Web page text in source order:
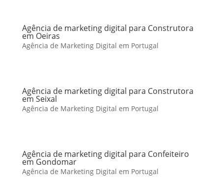
Agência de marketing digital para Construtora
em Oeiras
Agência de Marketing Digital em Portugal
Agência de marketing digital para Construtora
em Seixal
Agência de Marketing Digital em Portugal
Agência de marketing digital para Confeiteiro
em Gondomar
Agência de Marketing Digital em Portugal